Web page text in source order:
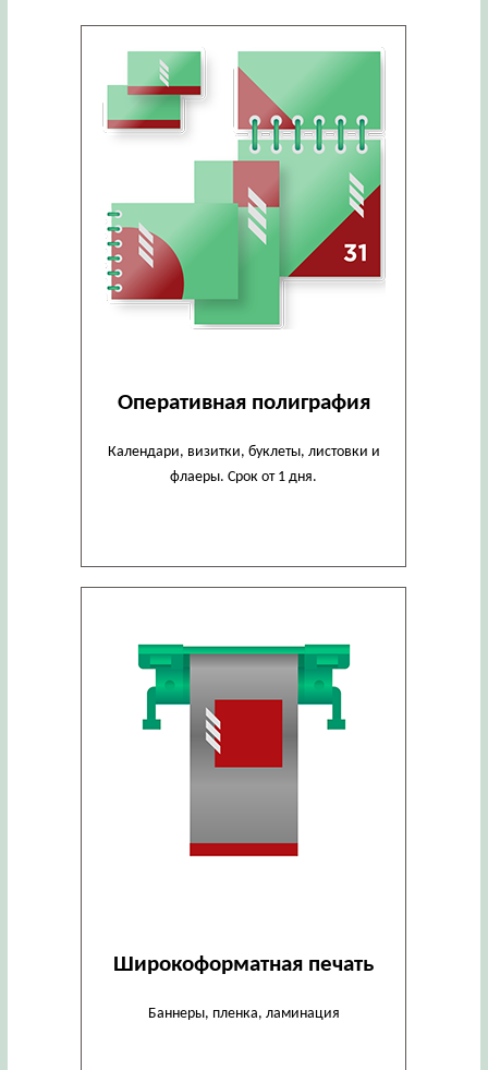
Оперативная полиграфия
Календари, визитки, буклеты, листовки и
флаеры. Срок от 1 дня.
Широкоформатная печать
Баннеры, пленка, ламинация